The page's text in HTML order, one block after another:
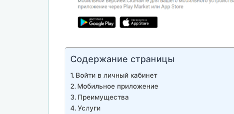
Содержание страницы
Войти в личный кабинет
Мобильное приложение
Преимущества
Услуги